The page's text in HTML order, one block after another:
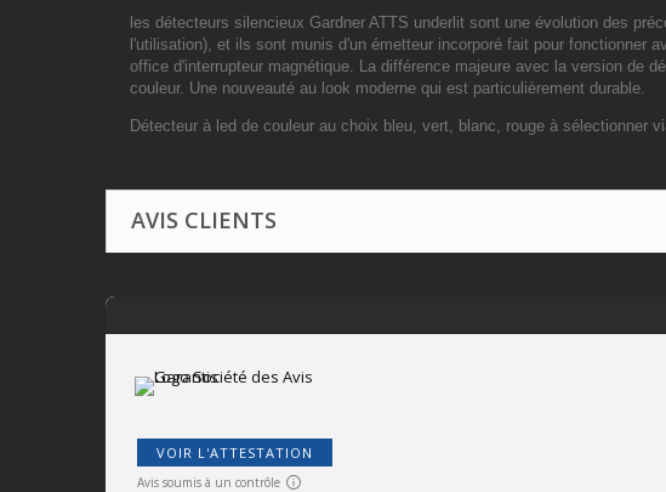
les détecteurs silencieux Gardner ATTS underlit sont une évolution des
l'utilisation), et ils sont munis d'un émetteur incorporé fait pour fonctionner
office d'interrupteur magnétique. La différence majeure avec la version de
couleur. Une nouveauté au look moderne qui est particulièrement durable.
Détecteur à led de couleur au choix bleu, vert, blanc, rouge à sélectionner
AVIS CLIENTS
VOIR L'ATTESTATION
Avis soumis à un contrôle